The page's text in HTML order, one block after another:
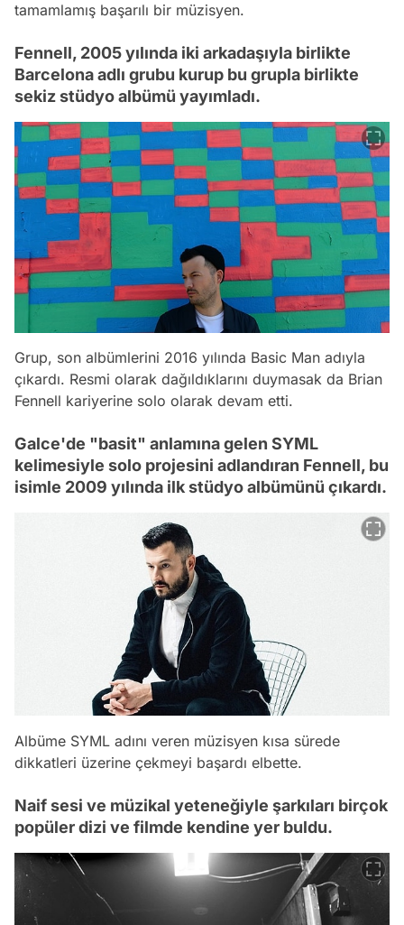
tamamlamış başarılı bir müzisyen.
Fennell, 2005 yılında iki arkadaşıyla birlikte
Barcelona adlı grubu kurup bu grupla birlikte
sekiz stüdyo albümü yayımladı.
Grup, son albümlerini 2016 yılında Basic Man adıyla
çıkardı. Resmi olarak dağıldıklarını duymasak da Brian
Fennell kariyerine solo olarak devam etti.
Galce'de "basit" anlamına gelen SYML
kelimesiyle solo projesini adlandıran Fennell, bu
isimle 2009 yılında ilk stüdyo albümünü çıkardı.
Albüme SYML adını veren müzisyen kısa sürede
dikkatleri üzerine çekmeyi başardı elbette.
Naif sesi ve müzikal yeteneğiyle şarkıları birçok
popüler dizi ve filmde kendine yer buldu.